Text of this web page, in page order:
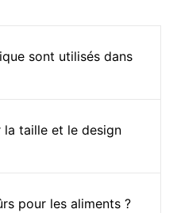
sont utilisés dans
la taille et le design
pour les aliments ?